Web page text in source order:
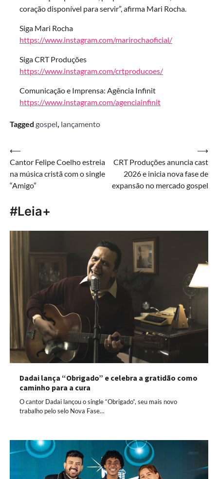
coração disponível para servir”, afirma Mari Rocha.
Siga Mari Rocha
https://www.instagram.com/marirochaoficial/
Siga CRT Produções
https://www.instagram.com/crtproducoes/
Comunicação e Imprensa: Agência Infinit
https://www.instagram.com/agenciainfinit
Tagged gospel, lançamento
Navegação
de
Post
⟵
Cantor Felipe Coelho estreia
na música cristã com o single
“Amigo”
CRT Produções anuncia cast
2026 e inicia nova fase de
expansão no mercado gospel
⟶
#Leia+
Dadai lança “Obrigado” e celebra a gratidão como
caminho para a cura
O cantor Dadai lançou o single “Obrigado”, seu mais novo
trabalho pelo selo Nova Fase…